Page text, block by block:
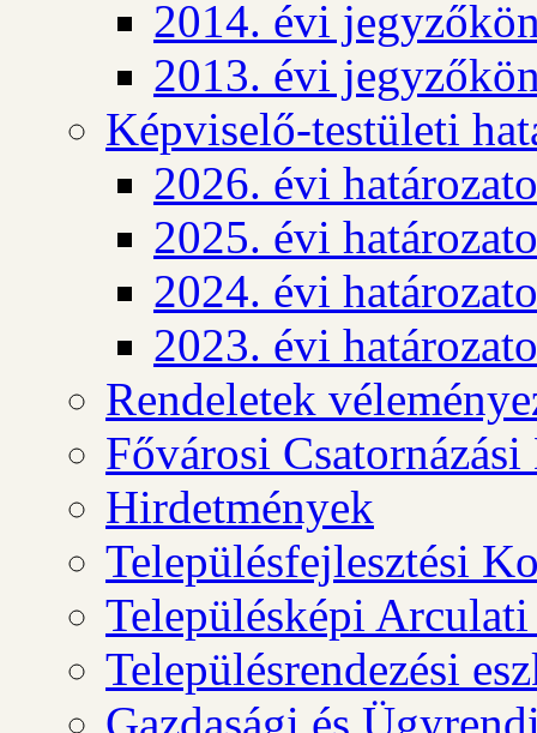
2014. évi
2013. évi
Képviselő-testületi
2026. évi
2025. évi
2024. évi
2023. évi
Rendeletek
Fővárosi
Hirdetmények
Településfejlesztési
Településképi
Településrendezési